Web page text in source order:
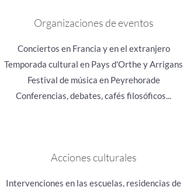
Organizaciones de eventos
Conciertos en Francia y en el extranjero
Temporada cultural en Pays d'Orthe y Arrigans
Festival de música en Peyrehorade
Conferencias, debates, cafés filosóficos...
Acciones culturales
Intervenciones en las escuelas, residencias de